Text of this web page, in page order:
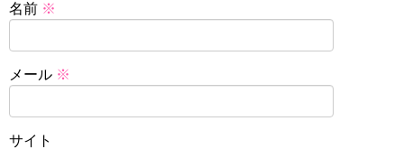
名前 ※
メール ※
サイト